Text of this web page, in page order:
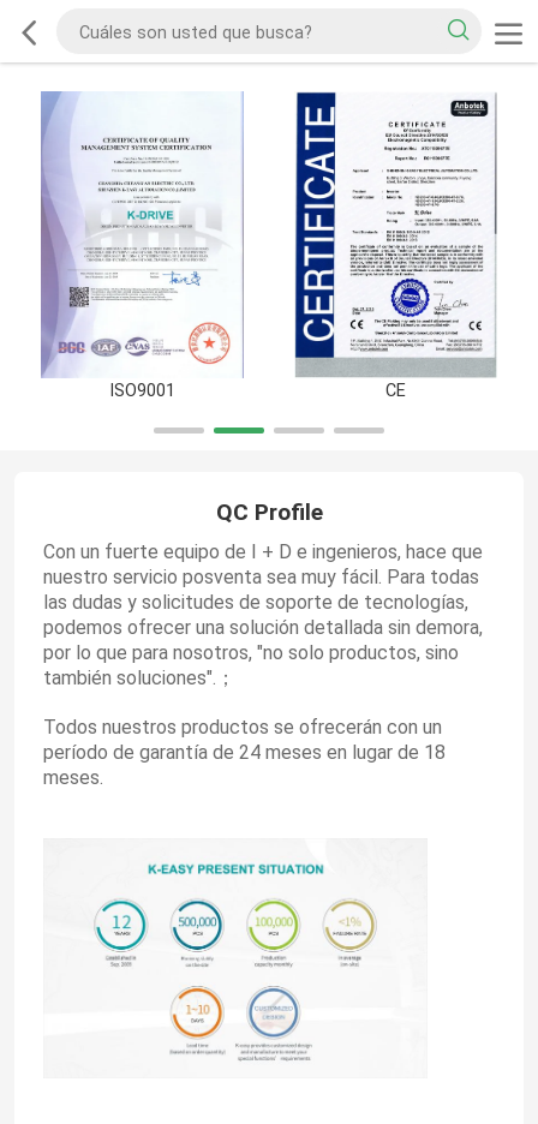
ISO9001 CE
QC Profile
Con un fuerte equipo de I + D e ingenieros, hace que
nuestro servicio posventa sea muy fácil. Para todas
las dudas y solicitudes de soporte de tecnologías,
podemos ofrecer una solución detallada sin demora,
por lo que para nosotros, "no solo productos, sino
también soluciones". ；
Todos nuestros productos se ofrecerán con un
período de garantía de 24 meses en lugar de 18
meses.